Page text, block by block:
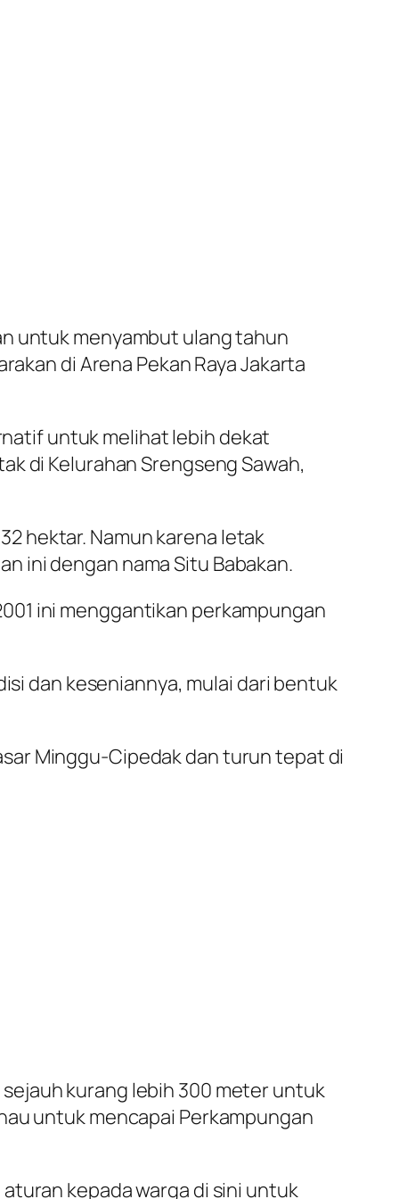
untuk menyambut ulang tahun
di Arena Pekan Raya Jakarta
untuk melihat lebih dekat
di Kelurahan Srengseng Sawah,
hektar. Namun karena letak
ini dengan nama Situ Babakan.
ini menggantikan perkampungan
dan keseniannya, mulai dari bentuk
Minggu-Cipedak dan turun tepat di
kurang lebih 300 meter untuk
untuk mencapai Perkampungan
kepada warga di sini untuk